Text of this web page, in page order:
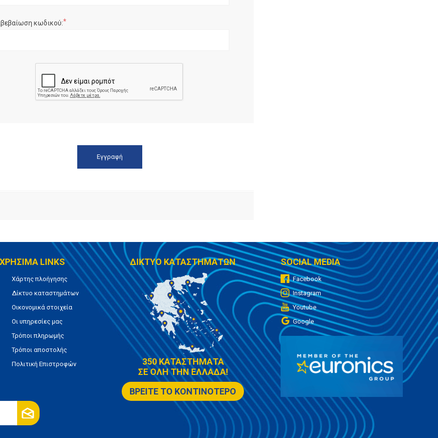
κωδικού:*
ΧΡΗΣΙΜΑ LINKS
Χάρτης πλοήγησης
Δίκτυο καταστημάτων
Οικονομικά στοιχεία
Οι υπηρεσίες μας
Τρόποι πληρωμής
Τρόποι αποστολής
Πολιτική Επιστροφών
ΔΙΚΤΥΟ ΚΑΤΑΣΤΗΜΑΤΩΝ
350 ΚΑΤΑΣΤΗΜΑΤΑ
ΣΕ ΟΛΗ ΤΗΝ ΕΛΛΑΔΑ!
ΒΡΕΙΤΕ ΤΟ ΚΟΝΤΙΝΟΤΕΡΟ
SOCIAL MEDIA
Facebook
Instagram
Youtube
Google